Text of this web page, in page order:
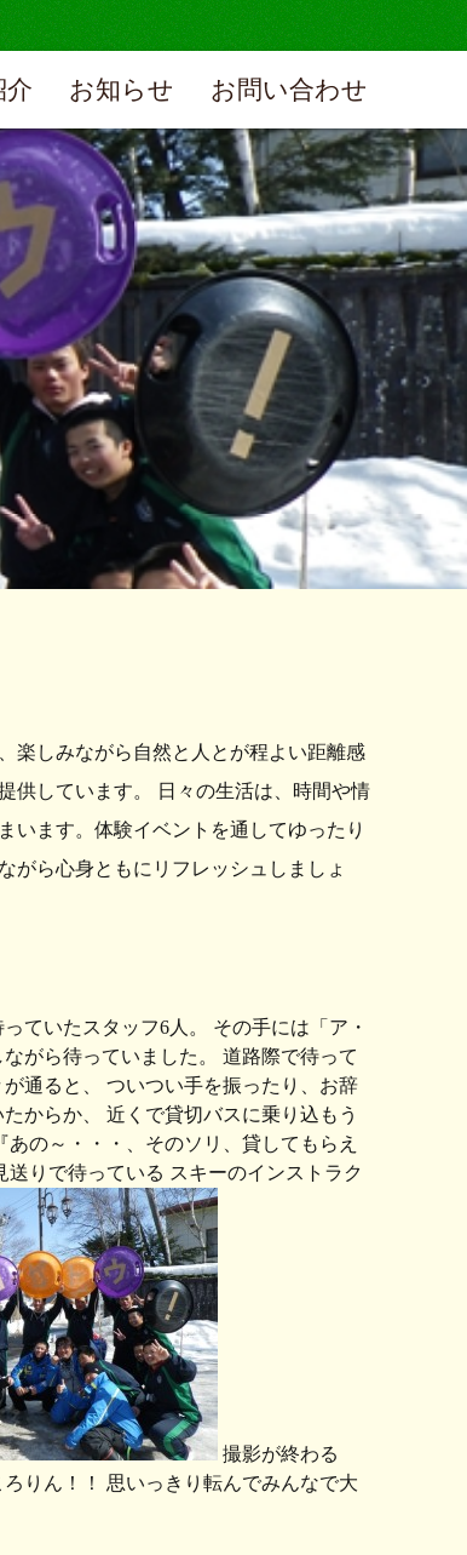
介 お知らせ お問い合わせ
楽しみながら自然と人とが程よい距離感
供しています。 日々の生活は、時間や情
います。体験イベントを通してゆったり
がら心身ともにリフレッシュしましょ
ていたスタッフ6人。 その手には「ア・
がら待っていました。 道路際で待って
通ると、 ついつい手を振ったり、お辞
からか、 近くで貸切バスに乗り込もう
の～・・・、そのソリ、貸してもらえ
りで待っている スキーのインストラク
撮影が終わる
りん！！ 思いっきり転んでみんなで大